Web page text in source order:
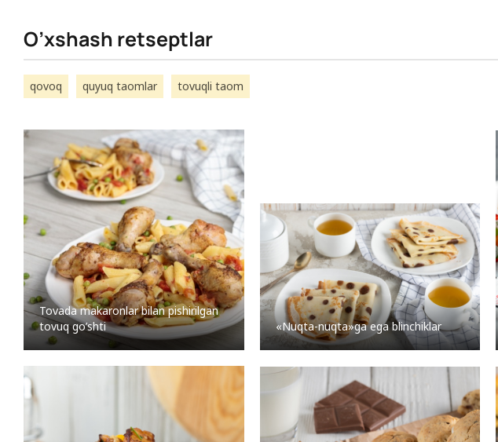
O’xshash retseptlar
qovoq quyuq taomlar tovuqli taom
Tovada makaronlar bilan pishirilgan
tovuq go’shti
«Nuqta-nuqta»ga ega blinchiklar